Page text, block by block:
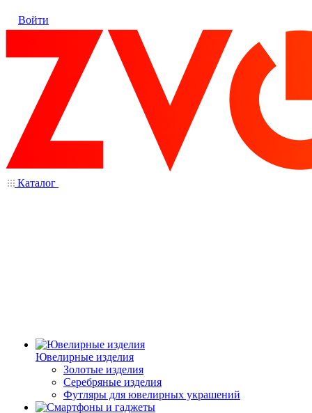
Войти
Каталог
Ювелирные изделия
Золотые изделия
Серебряные изделия
Футляры для ювелирных украшений